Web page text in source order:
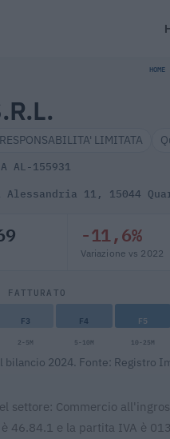
HOME
LIMITATA
AL-155931
11, 15044
-11,6%
Variazione vs 2022
F3 F4 F5
2-5M 5-10M 10-25M
2024. Fonte: Registro
settore: Commercio
46.84.1 e la partita IVA è